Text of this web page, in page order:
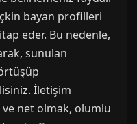
bayan profilleri
eder. Bu nedenle,
sunulan
İletişim
ve net olmak, olumlu